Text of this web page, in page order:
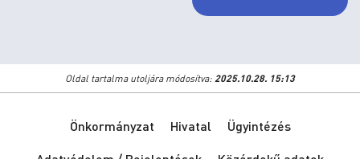
Oldal tartalma utoljára módosítva: 2025.10.28. 15:13
Önkormányzat Hivatal
Ügyintézés